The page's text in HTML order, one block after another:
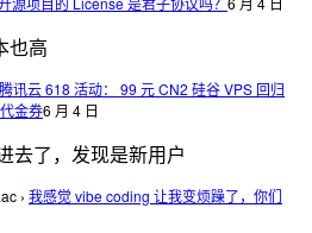
也高
腾讯云 618 活动： 99 元 CN2 硅谷 VPS 回归
金券6 月 4 日
去了，发现是新用户
› 我感觉 vibe coding 让我变烦躁了，你们